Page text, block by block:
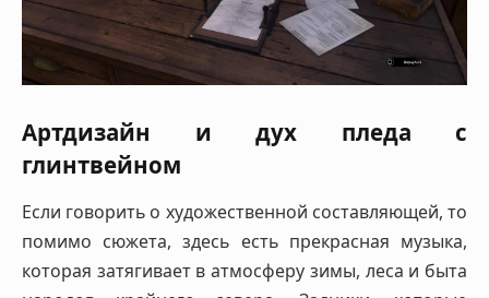
Артдизайн и дух пледа с
глинтвейном
Если говорить о художественной составляющей, то
помимо сюжета, здесь есть прекрасная музыка,
которая затягивает в атмосферу зимы, леса и быта